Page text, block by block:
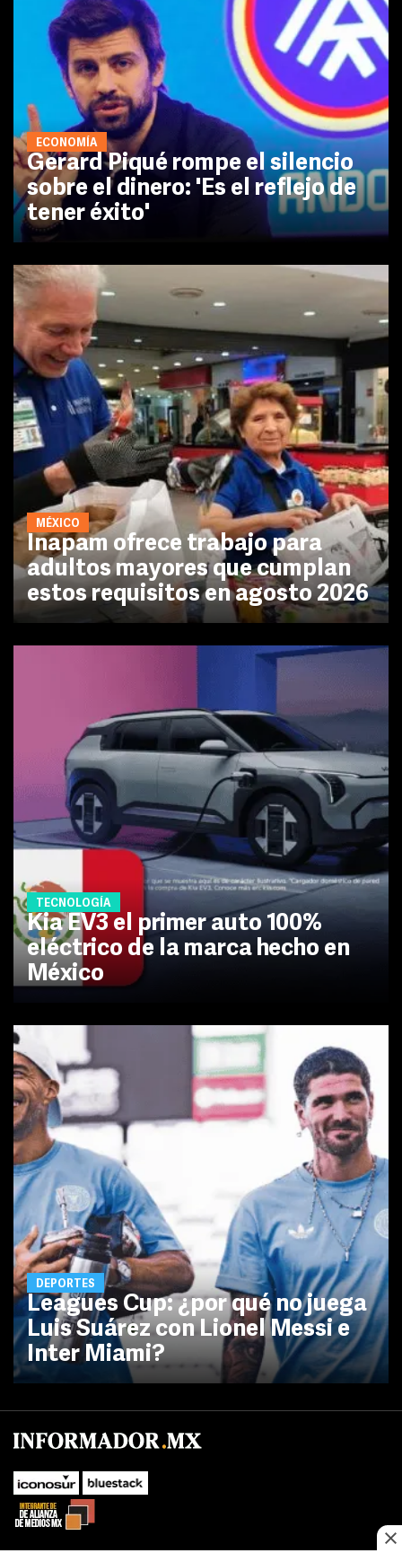
ECONOMÍA
Gerard Piqué rompe el silencio
sobre el dinero: 'Es el reflejo de
tener éxito'
MÉXICO
Inapam ofrece trabajo para
adultos mayores que cumplan
estos requisitos en agosto 2026
TECNOLOGÍA
Kia EV3 el primer auto 100%
eléctrico de la marca hecho en
México
DEPORTES
Leagues Cup: ¿por qué no juega
Luis Suárez con Lionel Messi e
Inter Miami?